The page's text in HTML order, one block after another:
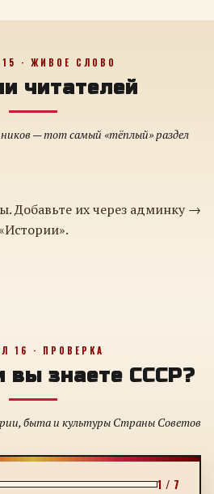
· ЖИВОЕ СЛОВО
читателей
— тот самый «тёплый» раздел
Добавьте их через админку →
16 · ПРОВЕРКА
вы знаете СССР?
быта и культуры Страны Советов
1 / 7